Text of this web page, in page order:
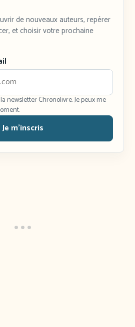
de nouveaux auteurs, repérer
et choisir votre prochaine
newsletter Chronolivre. Je peux me